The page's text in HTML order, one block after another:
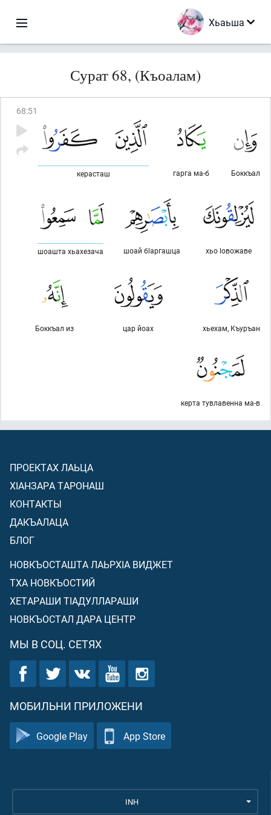
Хьаьша
Сурат 68, (Къоалам)
68:51
Боккъал
гарга ма-б
керасташ
хьо lовожаве
шоай бlаргашца
шоашта хьахезача
хьехам, Къуръан
цар йоах
Боккъал из
керта тувлавенна ма-в
ПРОЕКТАХ ЛАЬЦА
ХIАНЗАРА ТАРОНАШ
КОНТАКТЫ
ДАКЪАЛАЦА
БЛОГ
НОВКЪОСТАШТА ЛАЬРХIА ВИДЖЕТ
ТХА НОВКЪОСТИЙ
ХЕТАРАШИ ТIАДУЛЛАРАШИ
НОВКЪОСТАЛ ДАРА ЦЕНТР
МЫ В СОЦ. СЕТЯХ
МОБИЛЬНИ ПРИЛОЖЕНИ
Google Play App Store
INH